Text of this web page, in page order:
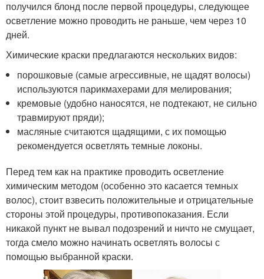
получился блонд после первой процедуры, следующее
осветление можно проводить не раньше, чем через 10
дней.
Химические краски предлагаются нескольких видов:
порошковые (самые агрессивные, не щадят волосы)
используются парикмахерами для мелирования;
кремовые (удобно наносятся, не подтекают, не сильно
травмируют пряди);
масляные считаются щадящими, с их помощью
рекомендуется осветлять темные локоны.
Перед тем как на практике проводить осветление
химическим методом (особенно это касается темных
волос), стоит взвесить положительные и отрицательные
стороны этой процедуры, противопоказания. Если
никакой пункт не вывал подозрений и ничто не смущает,
тогда смело можно начинать осветлять волосы с
помощью выбранной краски.